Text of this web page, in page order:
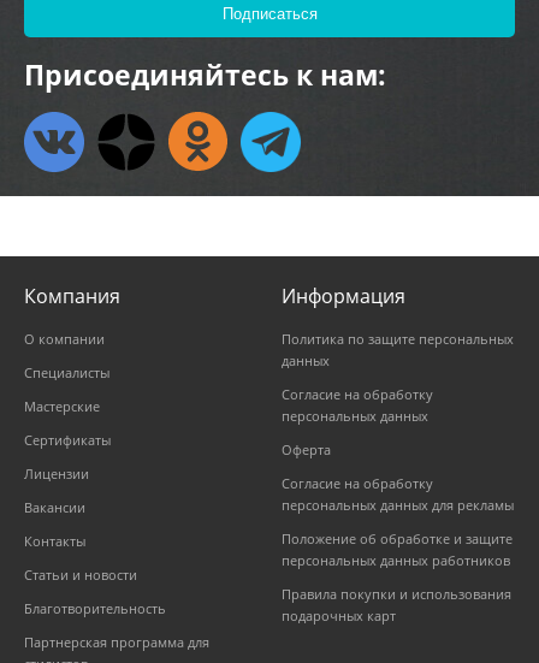
Присоединяйтесь к нам:
Компания
О компании
Специалисты
Мастерские
Сертификаты
Лицензии
Вакансии
Контакты
Статьи и новости
Благотворительность
Партнерская программа для
Информация
Политика по защите персональных
данных
Согласие на обработку
персональных данных
Оферта
Согласие на обработку
персональных данных для рекламы
Положение об обработке и защите
персональных данных работников
Правила покупки и использования
подарочных карт